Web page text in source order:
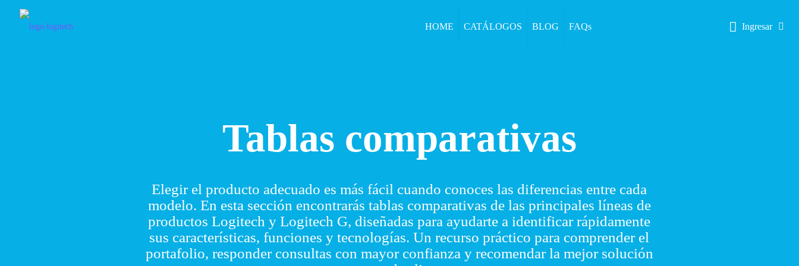
HOME CATÁLOGOS BLOG FAQs Ingresar
Tablas comparativas
Elegir el producto adecuado es más fácil cuando conoces las diferencias entre cada
modelo. En esta sección encontrarás tablas comparativas de las principales líneas de
productos Logitech y Logitech G, diseñadas para ayudarte a identificar rápidamente
sus características, funciones y tecnologías. Un recurso práctico para comprender el
portafolio, responder consultas con mayor confianza y recomendar la mejor solución